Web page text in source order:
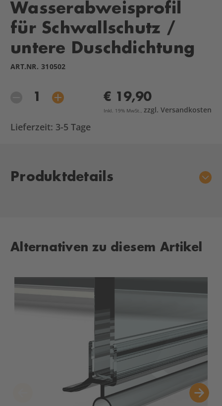
Wasserabweisprofil
für Schwallschutz /
untere Duschdichtung
ART.NR. 310502
€ 19,90
Inkl. 19% MwSt., zzgl. Versandkosten
Lieferzeit: 3-5 Tage
Aktueller
Lagerbestand:
Produktdetails
Alternativen zu diesem Artikel